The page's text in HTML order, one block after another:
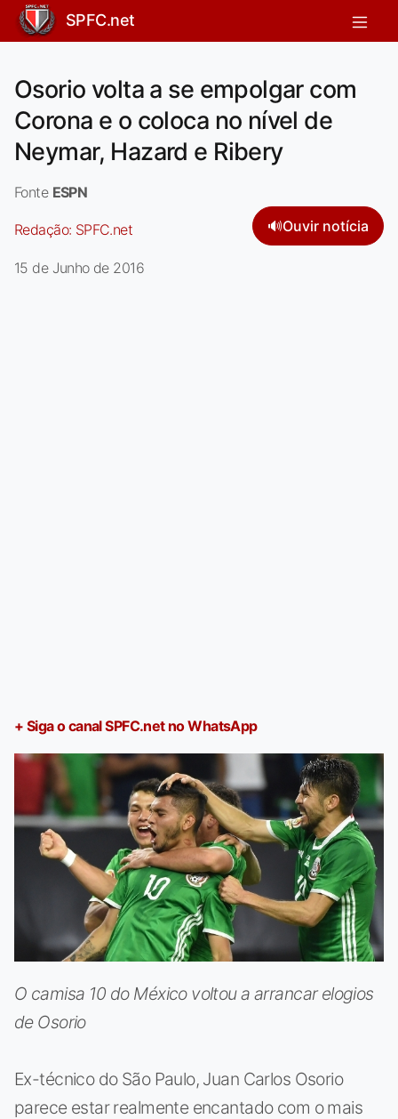
SPFC.net
Osorio volta a se empolgar com
Corona e o coloca no nível de
Neymar, Hazard e Ribery
Fonte ESPN
Redação: SPFC.net 🔊Ouvir notícia
15 de Junho de 2016
+ Siga o canal SPFC.net no WhatsApp
O camisa 10 do México voltou a arrancar elogios
de Osorio
Ex-técnico do São Paulo, Juan Carlos Osorio
parece estar realmente encantado com o mais